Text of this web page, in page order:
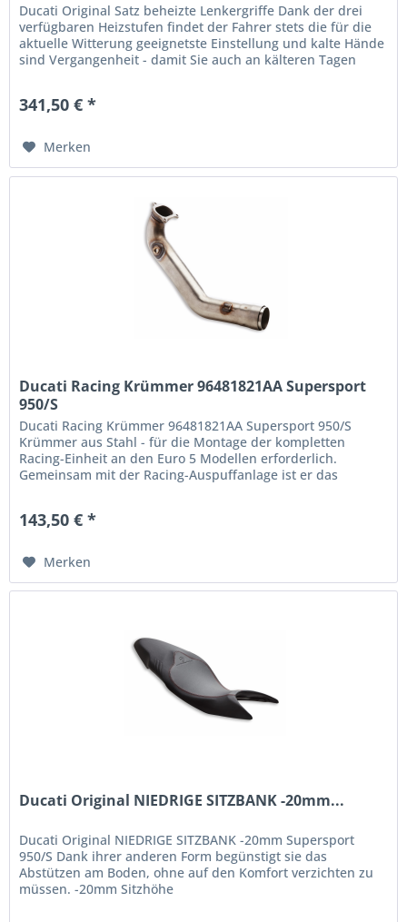
Ducati Original Satz beheizte Lenkergriffe Dank der drei
verfügbaren Heizstufen findet der Fahrer stets die für die
aktuelle Witterung geeignetste Einstellung und kalte Hände
sind Vergangenheit - damit Sie auch an kälteren Tagen
341,50 € *
Merken
Ducati Racing Krümmer 96481821AA Supersport
950/S
Ducati Racing Krümmer 96481821AA Supersport 950/S
Krümmer aus Stahl - für die Montage der kompletten
Racing-Einheit an den Euro 5 Modellen erforderlich.
Gemeinsam mit der Racing-Auspuffanlage ist er das
143,50 € *
Merken
Ducati Original NIEDRIGE SITZBANK -20mm...
Ducati Original NIEDRIGE SITZBANK -20mm Supersport
950/S Dank ihrer anderen Form begünstigt sie das
Abstützen am Boden, ohne auf den Komfort verzichten zu
müssen. -20mm Sitzhöhe